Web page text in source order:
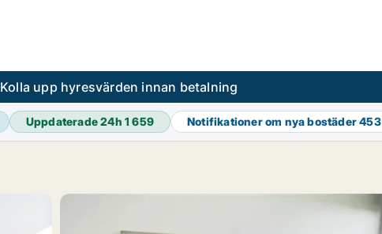
Kolla upp hyresvärden innan betalning
Uppdaterade 24h1 659 Notifikationer om nya bostäder453